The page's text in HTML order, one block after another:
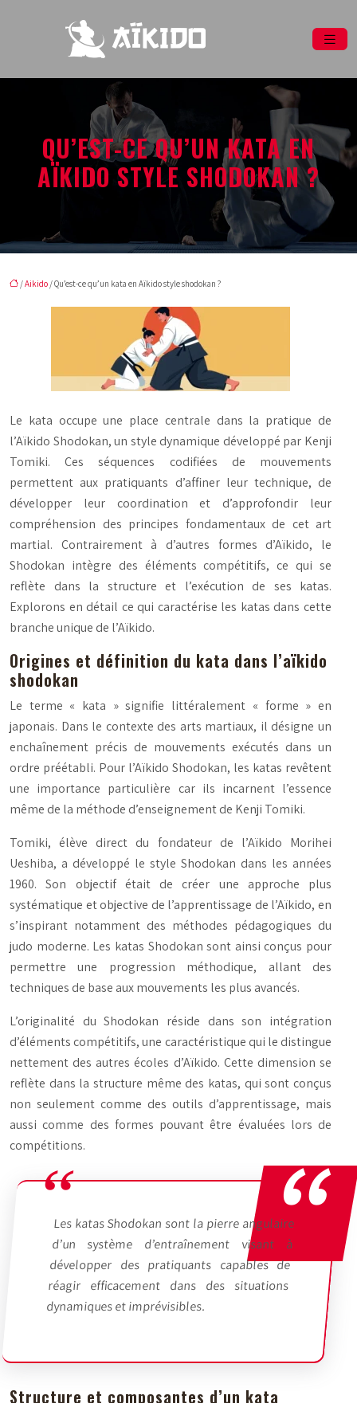
QU’EST-CE QU’UN KATA EN
AÏKIDO STYLE SHODOKAN ?
/Aikido / Qu’est-ce qu’un kata en Aïkido style shodokan ?
Le kata occupe une place centrale dans la pratique de
l’Aïkido Shodokan, un style dynamique développé par Kenji
Tomiki. Ces séquences codifiées de mouvements
permettent aux pratiquants d’affiner leur technique, de
développer leur coordination et d’approfondir leur
compréhension des principes fondamentaux de cet art
martial. Contrairement à d’autres formes d’Aïkido, le
Shodokan intègre des éléments compétitifs, ce qui se
reflète dans la structure et l’exécution de ses katas.
Explorons en détail ce qui caractérise les katas dans cette
branche unique de l’Aïkido.
Origines et définition du kata dans l’aïkido
shodokan
Le terme « kata » signifie littéralement « forme » en
japonais. Dans le contexte des arts martiaux, il désigne un
enchaînement précis de mouvements exécutés dans un
ordre préétabli. Pour l’Aïkido Shodokan, les katas revêtent
une importance particulière car ils incarnent l’essence
même de la méthode d’enseignement de Kenji Tomiki.
Tomiki, élève direct du fondateur de l’Aïkido Morihei
Ueshiba, a développé le style Shodokan dans les années
1960. Son objectif était de créer une approche plus
systématique et objective de l’apprentissage de l’Aïkido, en
s’inspirant notamment des méthodes pédagogiques du
judo moderne. Les katas Shodokan sont ainsi conçus pour
permettre une progression méthodique, allant des
techniques de base aux mouvements les plus avancés.
L’originalité du Shodokan réside dans son intégration
d’éléments compétitifs, une caractéristique qui le distingue
nettement des autres écoles d’Aïkido. Cette dimension se
reflète dans la structure même des katas, qui sont conçus
non seulement comme des outils d’apprentissage, mais
aussi comme des formes pouvant être évaluées lors de
compétitions.
Les katas Shodokan sont la pierre angulaire
d’un système d’entraînement visant à
développer des pratiquants capables de
réagir efficacement dans des situations
dynamiques et imprévisibles.
Structure et composantes d’un kata